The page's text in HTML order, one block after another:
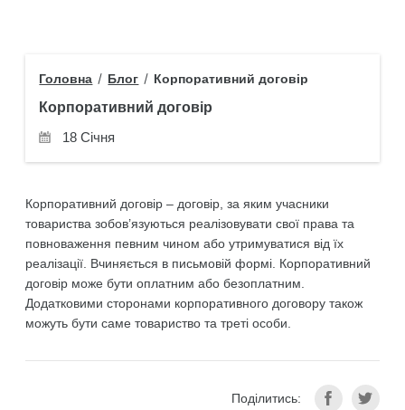
Головна Блог Корпоративний договір
Корпоративний договір
18 Січня
Корпоративний договір – договір, за яким учасники
товариства зобов’язуються реалізовувати свої права та
повноваження певним чином або утримуватися від їх
реалізації. Вчиняється в письмовій формі. Корпоративний
договір може бути оплатним або безоплатним.
Додатковими сторонами корпоративного договору також
можуть бути саме товариство та треті особи.
Поділитись: